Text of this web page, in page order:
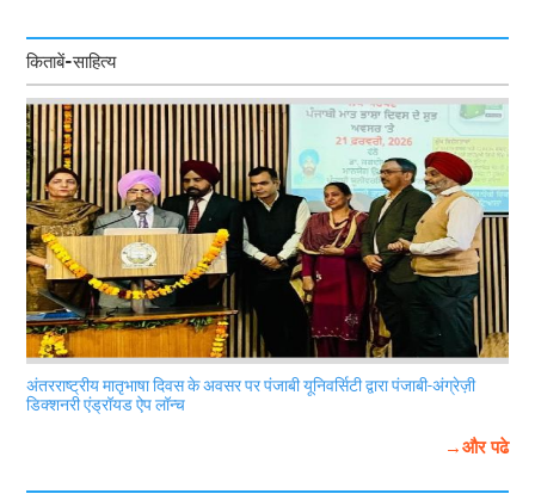
किताबें-साहित्य
अंतरराष्ट्रीय मातृभाषा दिवस के अवसर पर पंजाबी यूनिवर्सिटी द्वारा पंजाबी-अंग्रेज़ी
डिक्शनरी एंड्रॉयड ऐप लॉन्च
→और पढे